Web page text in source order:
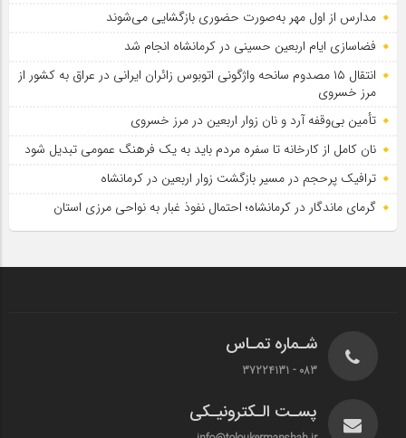
مدارس از اول مهر به‌صورت حضوری بازگشایی می‌شوند
فضاسازی ایام اربعین حسینی در کرمانشاه انجام شد
انتقال ۱۵ مصدوم سانحه واژگونی اتوبوس زائران ایرانی در عراق به کشور از
مرز خسروی
تأمین بی‌وقفه آرد و نان زوار اربعین در مرز خسروی
نان کامل از کارخانه تا سفره مردم باید به یک فرهنگ عمومی تبدیل شود
ترافیک پرحجم در مسیر بازگشت زوار اربعین در کرمانشاه
گرمای ماندگار در کرمانشاه؛ احتمال نفوذ غبار به نواحی مرزی استان
شـماره تمـاس
083 - 37224131
پسـت الـکترونیـکی